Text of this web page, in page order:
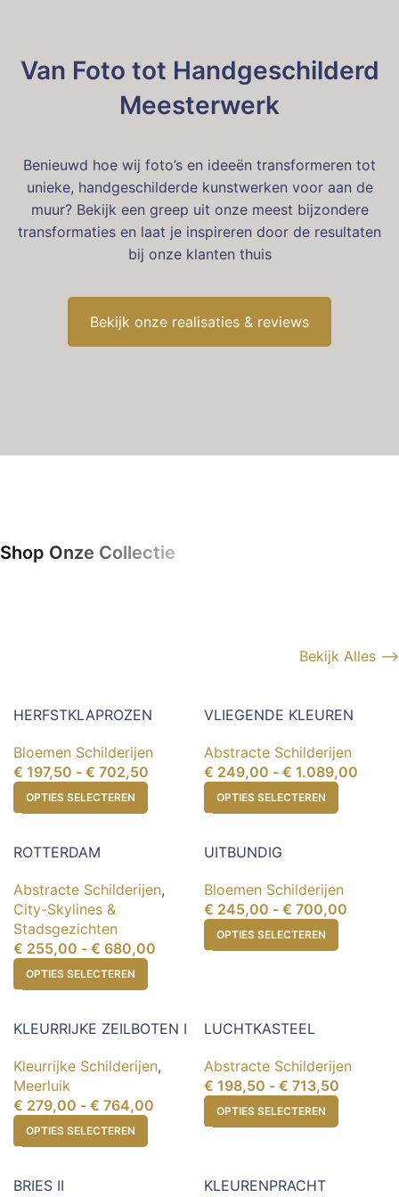
Van Foto tot Handgeschilderd
Meesterwerk
Benieuwd hoe wij foto’s en ideeën transformeren tot
unieke, handgeschilderde kunstwerken voor aan de
muur? Bekijk een greep uit onze meest bijzondere
transformaties en laat je inspireren door de resultaten
bij onze klanten thuis
Bekijk onze realisaties & reviews
Shop Onze Collectie
Bekijk Alles -->
HERFSTKLAPROZEN
Bloemen Schilderijen
€ 197,50 - € 702,50
OPTIES SELECTEREN
VLIEGENDE KLEUREN
Abstracte Schilderijen
€ 249,00 - € 1.089,00
OPTIES SELECTEREN
ROTTERDAM
Abstracte Schilderijen,
City-Skylines &
Stadsgezichten
€ 255,00 - € 680,00
OPTIES SELECTEREN
UITBUNDIG
Bloemen Schilderijen
€ 245,00 - € 700,00
OPTIES SELECTEREN
KLEURRIJKE ZEILBOTEN I
Kleurrijke Schilderijen,
Meerluik
€ 279,00 - € 764,00
OPTIES SELECTEREN
LUCHTKASTEEL
Abstracte Schilderijen
€ 198,50 - € 713,50
OPTIES SELECTEREN
BRIES II KLEURENPRACHT